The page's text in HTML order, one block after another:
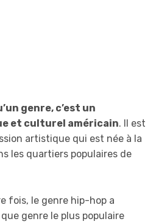
genre, c’est un
et culturel américain. Il est
artistique qui est née à la
les quartiers populaires de
fois, le genre hip-hop a
genre le plus populaire